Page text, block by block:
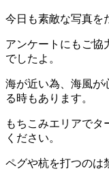
今日も素敵な写真を
アンケートにもご協
でしたよ。
海が近い為、海風が
る時もあります。
もちこみエリアでタ
ください。
ペグや杭を打つのは